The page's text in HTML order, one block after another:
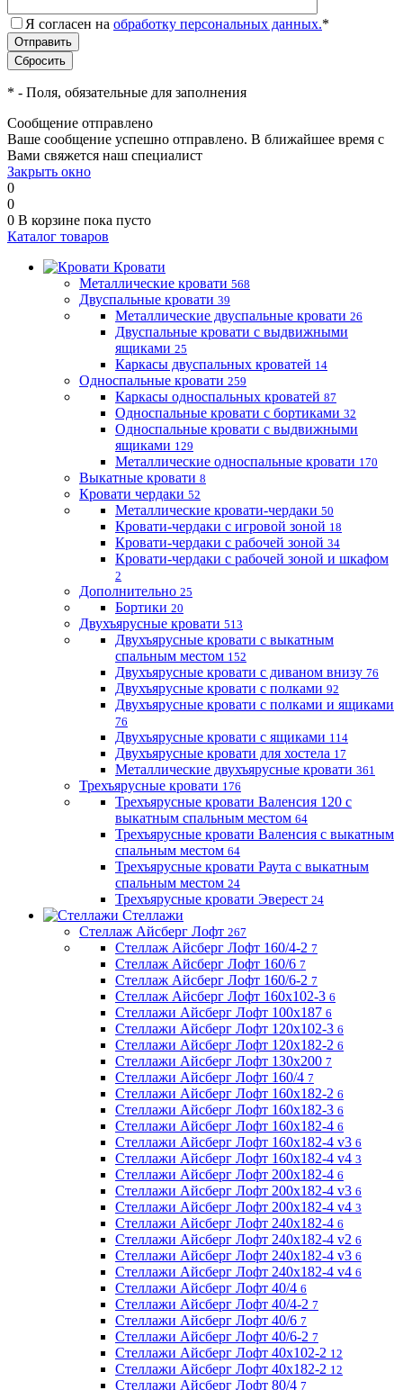
Я согласен на обработку персональных данных.*
* - Поля, обязательные для заполнения
Сообщение отправлено
Ваше сообщение успешно отправлено. В ближайшее время с
Вами свяжется наш специалист
Закрыть окно
0
0
0 В корзине пока пусто
Каталог товаров
Кровати
Металлические кровати 568
Двуспальные кровати 39
Металлические двуспальные кровати 26
Двуспальные кровати с выдвижными
ящиками 25
Каркасы двуспальных кроватей 14
Односпальные кровати 259
Каркасы односпальных кроватей 87
Односпальные кровати с бортиками 32
Односпальные кровати с выдвижными
ящиками 129
Металлические односпальные кровати 170
Выкатные кровати 8
Кровати чердаки 52
Металлические кровати-чердаки 50
Кровати-чердаки с игровой зоной 18
Кровати-чердаки с рабочей зоной 34
Кровати-чердаки с рабочей зоной и шкафом
2
Дополнительно 25
Бортики 20
Двухъярусные кровати 513
Двухъярусные кровати с выкатным
спальным местом 152
Двухъярусные кровати с диваном внизу 76
Двухъярусные кровати с полками 92
Двухъярусные кровати с полками и ящиками
76
Двухъярусные кровати с ящиками 114
Двухъярусные кровати для хостела 17
Металлические двухъярусные кровати 361
Трехъярусные кровати 176
Трехъярусные кровати Валенсия 120 с
выкатным спальным местом 64
Трехъярусные кровати Валенсия с выкатным
спальным местом 64
Трехъярусные кровати Раута с выкатным
спальным местом 24
Трехъярусные кровати Эверест 24
Стеллажи
Стеллаж Айсберг Лофт 267
Стеллаж Айсберг Лофт 160/4-2 7
Стеллаж Айсберг Лофт 160/6 7
Стеллаж Айсберг Лофт 160/6-2 7
Стеллаж Айсберг Лофт 160х102-3 6
Стеллажи Айсберг Лофт 100х187 6
Стеллажи Айсберг Лофт 120х102-3 6
Стеллажи Айсберг Лофт 120х182-2 6
Стеллажи Айсберг Лофт 130х200 7
Стеллажи Айсберг Лофт 160/4 7
Стеллажи Айсберг Лофт 160х182-2 6
Стеллажи Айсберг Лофт 160х182-3 6
Стеллажи Айсберг Лофт 160х182-4 6
Стеллажи Айсберг Лофт 160х182-4 v3 6
Стеллажи Айсберг Лофт 160х182-4 v4 3
Стеллажи Айсберг Лофт 200х182-4 6
Стеллажи Айсберг Лофт 200х182-4 v3 6
Стеллажи Айсберг Лофт 200х182-4 v4 3
Стеллажи Айсберг Лофт 240х182-4 6
Стеллажи Айсберг Лофт 240х182-4 v2 6
Стеллажи Айсберг Лофт 240х182-4 v3 6
Стеллажи Айсберг Лофт 240х182-4 v4 6
Стеллажи Айсберг Лофт 40/4 6
Стеллажи Айсберг Лофт 40/4-2 7
Стеллажи Айсберг Лофт 40/6 7
Стеллажи Айсберг Лофт 40/6-2 7
Стеллажи Айсберг Лофт 40х102-2 12
Стеллажи Айсберг Лофт 40х182-2 12
Стеллажи Айсберг Лофт 80/4 7